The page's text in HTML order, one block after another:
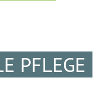
PFLEGE